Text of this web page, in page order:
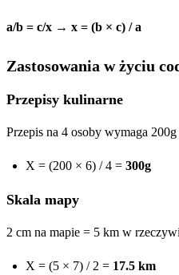
a/b = c/x → x = (b × c) / a
Zastosowania w życiu
Przepisy kulinarne
Przepis na 4 osoby wymaga
X = (200 × 6) / 4 = 300g
Skala mapy
2 cm na mapie = 5 km w
X = (5 × 7) / 2 = 17.5 km